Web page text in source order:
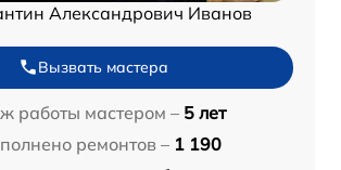
Александрович Иванов
Вызвать мастера
работы мастером – 5 лет
ремонтов – 1 190